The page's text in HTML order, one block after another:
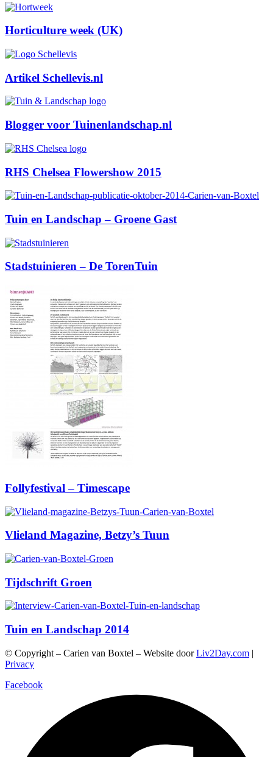
Horticulture week (UK)
Artikel Schellevis.nl
Blogger voor Tuinenlandschap.nl
RHS Chelsea Flowershow 2015
Tuin en Landschap – Groene Gast
Stadstuinieren – De TorenTuin
Follyfestival – Timescape
Vlieland Magazine, Betzy’s Tuun
Tijdschrift Groen
Tuin en Landschap 2014
© Copyright – Carien van Boxtel – Website doorLiv2Day.com |
Privacy
Facebook